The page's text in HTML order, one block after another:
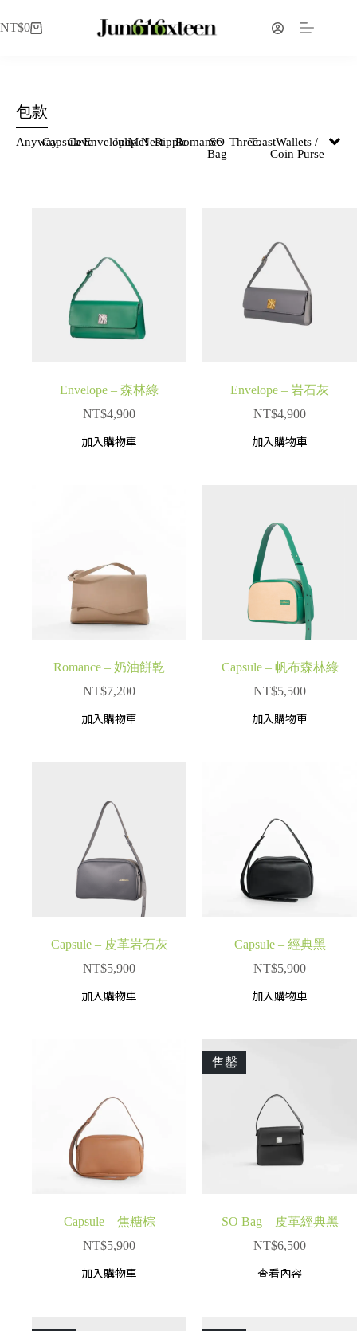
NT$0
包款
AnywayCapsule
CaveEnvelope
JulipMe!NestRippleRomance
SO
Bag
Three.ToastWallets /
Coin Purse
Envelope – 森林綠
NT$4,900
加入購物車
Envelope – 岩石灰
NT$4,900
加入購物車
Romance – 奶油餅乾
NT$7,200
加入購物車
Capsule – 帆布森林綠
NT$5,500
加入購物車
Capsule – 皮革岩石灰
NT$5,900
加入購物車
Capsule – 經典黑
NT$5,900
加入購物車
Capsule – 焦糖棕
NT$5,900
加入購物車
售罄
SO Bag – 皮革經典黑
NT$6,500
查看內容